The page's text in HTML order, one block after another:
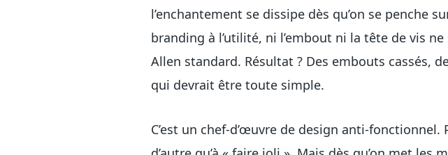
l’enchantement se dissipe dès qu’on se penche
branding à l’utilité, ni l’embout ni la tête de vis
Allen standard. Résultat ? Des embouts cassés,
qui devrait être toute simple.
C’est un chef-d’œuvre de design anti-